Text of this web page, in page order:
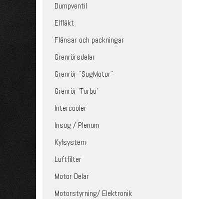
Dumpventil
Elfläkt
Flänsar och packningar
Grenrörsdelar
Grenrör ´SugMotor´
Grenrör 'Turbo'
Intercooler
Insug / Plenum
Kylsystem
Luftfilter
Motor Delar
Motorstyrning/ Elektronik